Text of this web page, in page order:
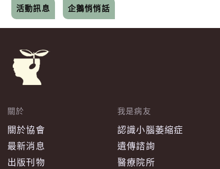
活動訊息 企鵝悄悄話
關於
關於協會
最新消息
出版刊物
我是病友
認識小腦萎縮症
遺傳諮詢
醫療院所